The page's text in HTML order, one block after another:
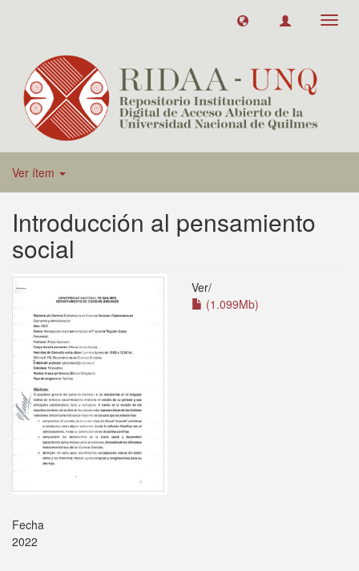
Ver ítem
Introducción al pensamiento
social
Ver/
(1.099Mb)
Fecha
2022